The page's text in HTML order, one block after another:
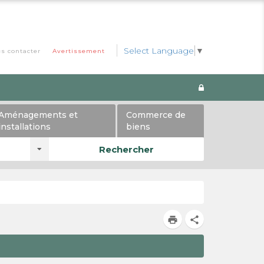
contacter Avertissement Select Language ▼
et
Commerce de
biens
Rechercher
print share